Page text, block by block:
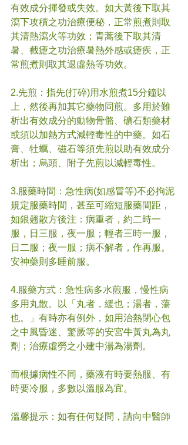
有效成分揮發或失效。如大黃後下取其
瀉下攻積之功治療便秘，正常煎煮則取
其清熱瀉火等功效；青蒿後下取其清
暑、截瘧之功治療暑熱外感或瘧疾，正
常煎煮則取其退虛熱等功效。
2.先煎：指先(打碎)用水煎煮15分鐘以
上，然後再加其它藥物同煎。多用於難
析出有效成分的動物骨骼、礦石類藥材
或須以加熱方式減輕毒性的中藥。如石
膏、牡蠣、磁石等須先煎以助有效成分
析出；烏頭、附子先煎以減輕毒性。
3.服藥時間：急性病(如感冒等)不必拘泥
規定服藥時間，甚至可縮短服藥間距，
如銀翹散方後注：病重者，約二時一
服，日三服，夜一服；輕者三時一服，
日二服；夜一服；病不解者，作再服。
安神藥則多睡前服。
4.服藥方式：急性病多水煎服，慢性病
多用丸散。以「丸者，緩也；湯者，蕩
也。」有時亦有例外，如用治熱閉心包
之中風昏迷、驚厥等的安宮牛黃丸為丸
劑；治療虛勞之小建中湯為湯劑。
而根據病性不同，藥液有時要熱服、有
時要冷服，多數以溫服為宜。
溫馨提示：如有任何疑問，請向中醫師